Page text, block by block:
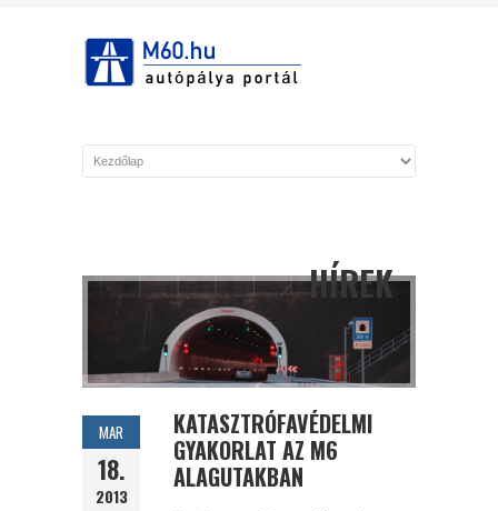
HÍREK
MAR
18.
2013
KATASZTRÓFAVÉDELMI
GYAKORLAT AZ M6
ALAGUTAKBAN